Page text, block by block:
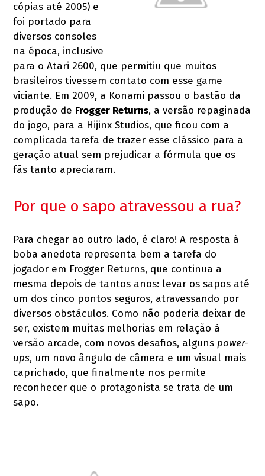
cópias até 2005) e
foi portado para
diversos consoles
na época, inclusive
para o Atari 2600, que permitiu que muitos
brasileiros tivessem contato com esse game
viciante. Em 2009, a Konami passou o bastão da
produção de Frogger Returns, a versão repaginada
do jogo, para a Hijinx Studios, que ficou com a
complicada tarefa de trazer esse clássico para a
geração atual sem prejudicar a fórmula que os
fãs tanto apreciaram.
Por que o sapo atravessou a rua?
Para chegar ao outro lado, é claro! A resposta à
boba anedota representa bem a tarefa do
jogador em Frogger Returns, que continua a
mesma depois de tantos anos: levar os sapos até
um dos cinco pontos seguros, atravessando por
diversos obstáculos. Como não poderia deixar de
ser, existem muitas melhorias em relação à
versão arcade, com novos desafios, alguns power-
ups, um novo ângulo de câmera e um visual mais
caprichado, que finalmente nos permite
reconhecer que o protagonista se trata de um
sapo.